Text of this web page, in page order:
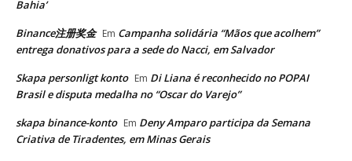
Bahia’
Binance注册奖金 Em Campanha solidária “Mãos que acolhem”
entrega donativos para a sede do Nacci, em Salvador
Skapa personligt konto Em Di Liana é reconhecido no POPAI
Brasil e disputa medalha no “Oscar do Varejo”
skapa binance-konto Em Deny Amparo participa da Semana
Criativa de Tiradentes, em Minas Gerais